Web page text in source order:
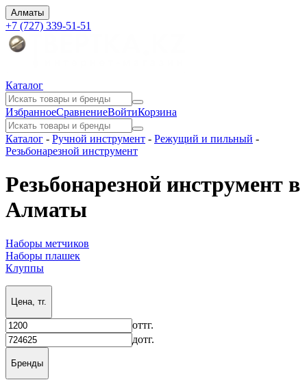
Алматы
+7 (727) 339-51-51
Каталог
ИзбранноеСравнениеВойтиКорзина
Каталог - Ручной инструмент - Режущий и пильный -
Резьбонарезной инструмент
Резьбонарезной инструмент в
Алматы
Наборы метчиков
Наборы плашек
Клуппы
Цена, тг.
оттг.
дотг.
Бренды